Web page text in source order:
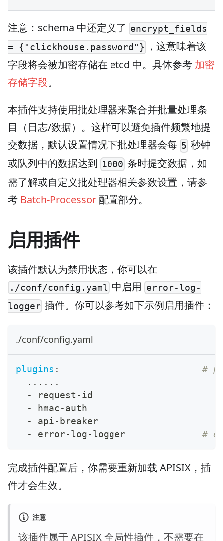
注意：schema 中还定义了 encrypt_fields
= {"clickhouse.password"}
，这意味着该
字段将会被加密存储在 etcd 中。具体参考 加密
存储字段。
本插件支持使用批处理器来聚合并批量处理条
目（日志/数据）。这样可以避免插件频繁地提
交数据，默认设置情况下批处理器会每 5 秒钟
或队列中的数据达到 1000 条时提交数据，如
需了解或自定义批处理器相关参数设置，请参
考 Batch-Processor 配置部分。
启用插件
该插件默认为禁用状态，你可以在
./conf/config.yaml 中启用 error-log-
logger 插件。你可以参考如下示例启用插件：
./conf/config.yaml
plugins :
#
... ...
-
request -id
-
hmac-auth
-
api- breaker
-
error-log-logger #
完成插件配置后，你需要重新加载 APISIX，插
件才会生效。
注意
该插件属于 APISIX 全局性插件，不需要在